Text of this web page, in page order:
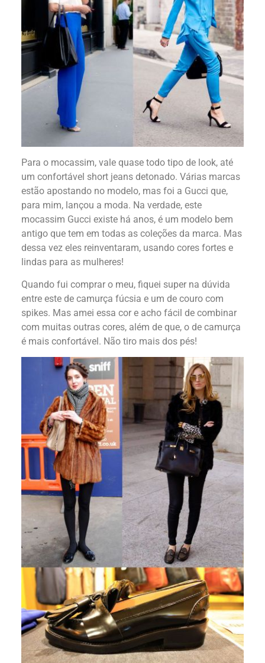
Para o mocassim, vale quase todo tipo de look, até
um confortável short jeans detonado. Várias marcas
estão apostando no modelo, mas foi a Gucci que,
para mim, lançou a moda. Na verdade, este
mocassim Gucci existe há anos, é um modelo bem
antigo que tem em todas as coleções da marca. Mas
dessa vez eles reinventaram, usando cores fortes e
lindas para as mulheres!
Quando fui comprar o meu, fiquei super na dúvida
entre este de camurça fúcsia e um de couro com
spikes. Mas amei essa cor e acho fácil de combinar
com muitas outras cores, além de que, o de camurça
é mais confortável. Não tiro mais dos pés!